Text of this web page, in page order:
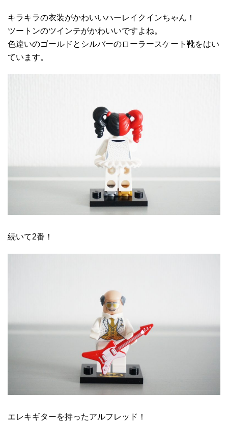
キラキラの衣装がかわいいハーレイクインちゃん！
ツートンのツインテがかわいいですよね。
色違いのゴールドとシルバーのローラースケート靴をはい
ています。
続いて2番！
エレキギターを持ったアルフレッド！